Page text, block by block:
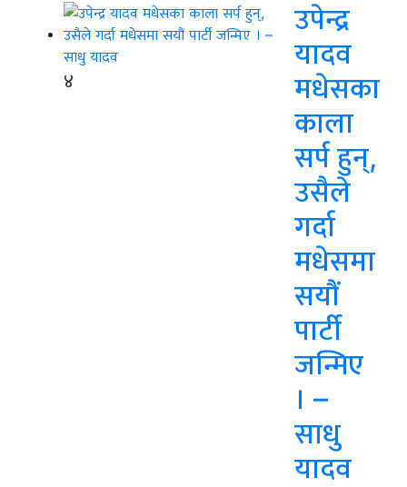
४
उपेन्द्र
यादव
मधेसका
काला
सर्प हुन्,
उसैले
गर्दा
मधेसमा
सयौं
पार्टी
जन्मिए
। –
साधु
यादव